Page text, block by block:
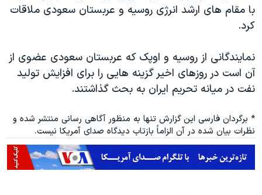
با مقام های ارشد انرژی روسیه و عربستان سعودی ملاقات
کرد.
نمایندگانی از روسیه و اوپک که عربستان سعودی عضوی از
آن است در روزهای اخیر گزینه هایی را برای افزایش تولید
نفت در میانه تحریم ایران به بحث گذاشتند.
* برگردان فارسی این گزارش تنها به منظور آگاهی رسانی منتشر شده و
نظرات بیان شده در آن الزاماً بازتاب دیدگاه صدای آمریکا نیست.